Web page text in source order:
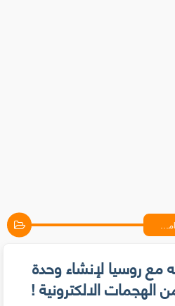
الهجمات الالكترونية !
مع روسيا لإنشاء وحدة
الالكترونية !